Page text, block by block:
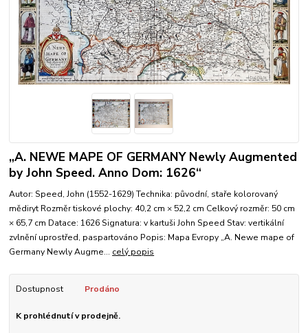
„A. NEWE MAPE OF GERMANY Newly Augmented
by John Speed. Anno Dom: 1626“
Autor: Speed, John (1552-1629) Technika: původní, staře kolorovaný
mědiryt Rozměr tiskové plochy: 40,2 cm × 52,2 cm Celkový rozměr: 50 cm
× 65,7 cm Datace: 1626 Signatura: v kartuši John Speed Stav: vertikální
zvlnění uprostřed, paspartováno Popis: Mapa Evropy „A. Newe mape of
Germany Newly Augme... celý popis
Dostupnost Prodáno
K prohlédnutí v prodejně.